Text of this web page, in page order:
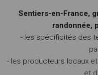
Sentiers-en-France,
randonnée,
- les spécificités des
- les producteurs locaux
et